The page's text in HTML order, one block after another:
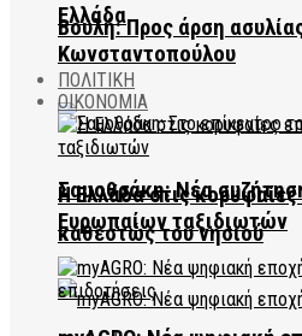
Ελλάδα
ΠΟΛΙΤΙΚΗ
Σαμοθράκη: Νέα
καθεστώς του νησιού
Βουλή: Προς άρση
Κωνσταντοπούλου
ΟΙΚΟΝΟΜΙΑ
Η Ελλάδα στις
Ευρωπαίων ταξιδιωτών